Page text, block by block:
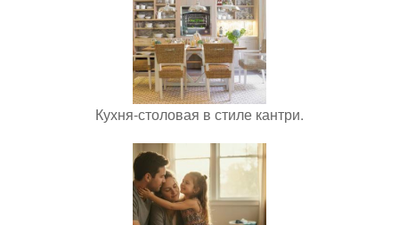
Кухня-столовая в стиле кантри.